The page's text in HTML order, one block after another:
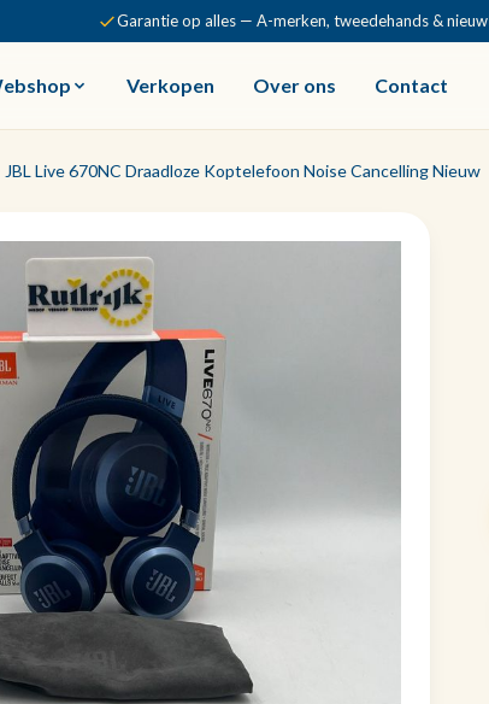
Garantie op alles — A-merken, tweedehands & nieuw
Verkopen Over ons Contact
JBL Live 670NC Draadloze Koptelefoon Noise Cancelling Nieuw